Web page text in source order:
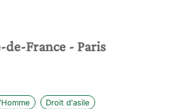
de-France - Paris
Droit d'asile